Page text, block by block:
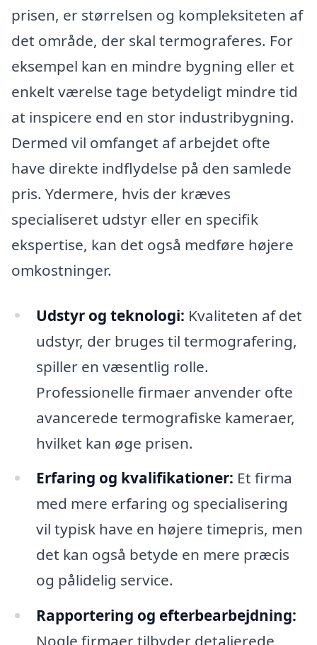
prisen, er størrelsen og kompleksiteten af
det område, der skal termograferes. For
eksempel kan en mindre bygning eller et
enkelt værelse tage betydeligt mindre tid
at inspicere end en stor industribygning.
Dermed vil omfanget af arbejdet ofte
have direkte indflydelse på den samlede
pris. Ydermere, hvis der kræves
specialiseret udstyr eller en specifik
ekspertise, kan det også medføre højere
omkostninger.
Udstyr og teknologi: Kvaliteten af det
udstyr, der bruges til termografering,
spiller en væsentlig rolle.
Professionelle firmaer anvender ofte
avancerede termografiske kameraer,
hvilket kan øge prisen.
Erfaring og kvalifikationer: Et firma
med mere erfaring og specialisering
vil typisk have en højere timepris, men
det kan også betyde en mere præcis
og pålidelig service.
Rapportering og efterbearbejdning:
Nogle firmaer tilbyder detaljerede